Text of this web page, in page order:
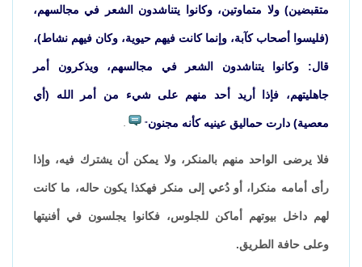
متقبضين) ولا متماوتين، وكانوا يتناشدون الشعر في مجالسهم،
(فليسوا أصحاب كآبة، وإنما كانت فيهم حيوية، وكان فيهم نشاط)،
قال: وكانوا يتناشدون الشعر في مجالسهم، ويذكرون أمر
جاهليتهم، فإذا أريد أحد منهم على شيء من أمر الله (أي
معصية) دارت حماليق عينيه كأنه مجنون"
فلا يرضى الواحد منهم بالمنكر، ولا يمكن أن يشترك فيه، وإذا
رأى أمامه منكرا، أو دُعي إلى منكر فهكذا يكون حاله، ما كانت
لهم داخل بيوتهم أماكن للجلوس، فكانوا يجلسون في أفنيتها
وعلى حافة الطريق.